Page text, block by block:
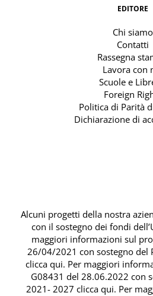
EDITORE
Chi siamo
Contatti
Rassegna
Lavora con
Scuole e
Foreign
Politica di Parità
Dichiarazione di
Alcuni progetti della nostra
con il sostegno dei fondi
maggiori informazioni sul
26/04/2021 con sostegno del
clicca qui. Per maggiori
G08431 del 28.06.2022 con
2021- 2027 clicca qui. Per